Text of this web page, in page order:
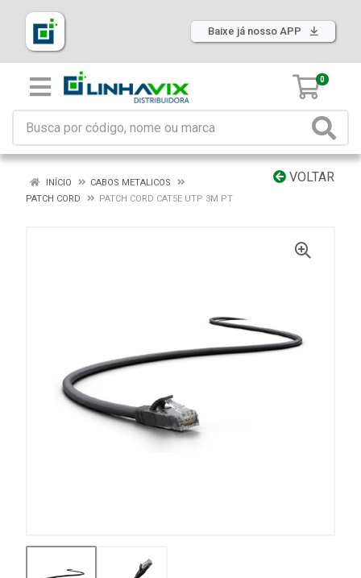
Baixe já nosso APP
0
VOLTAR
INÍCIO
CABOS METALICOS
PATCH CORD
PATCH CORD CAT5E UTP 3M PT